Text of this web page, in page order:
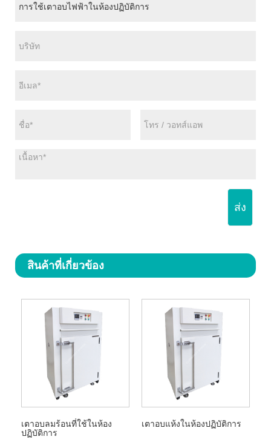
ส่ง
สินค้าที่เกี่ยวข้อง
เตาอบลมร้อนที่ใช้ในห้อง
ปฏิบัติการ
เตาอบแห้งในห้องปฏิบัติการ